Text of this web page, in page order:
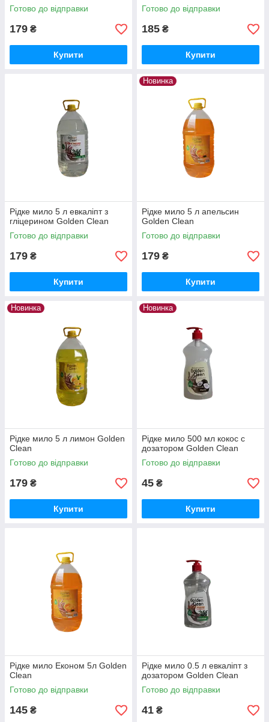
Готово до відправки
179 ₴
Купити
Готово до відправки
185 ₴
Купити
Рідке мило 5 л евкаліпт з
гліцерином Golden Clean
Готово до відправки
179 ₴
Купити
Новинка
Рідке мило 5 л апельсин
Golden Clean
Готово до відправки
179 ₴
Купити
Новинка
Рідке мило 5 л лимон Golden
Clean
Готово до відправки
179 ₴
Купити
Новинка
Рідке мило 500 мл кокос c
дозатором Golden Clean
Готово до відправки
45 ₴
Купити
Рідке мило Економ 5л Golden
Clean
Готово до відправки
145 ₴
Рідке мило 0.5 л евкаліпт з
дозатором Golden Clean
Готово до відправки
41 ₴